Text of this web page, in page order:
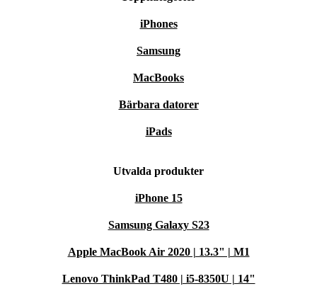
iPhones
Samsung
MacBooks
Bärbara datorer
iPads
Utvalda produkter
iPhone 15
Samsung Galaxy S23
Apple MacBook Air 2020 | 13.3" | M1
Lenovo ThinkPad T480 | i5-8350U | 14"